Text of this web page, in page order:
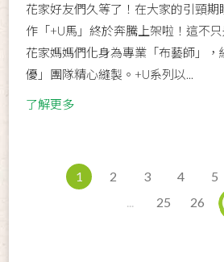
花家好友們久等了！在大家的引頸期
作「+U馬」終於奔騰上架啦！ ​ 這不
花家媽媽們化身為專業「布藝師」，
優」團隊精心縫製。+U系列以...
了解更多
1 2 3 4 5
25 26